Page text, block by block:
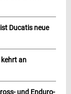
Ducatis neue
kehrt an
und Enduro-